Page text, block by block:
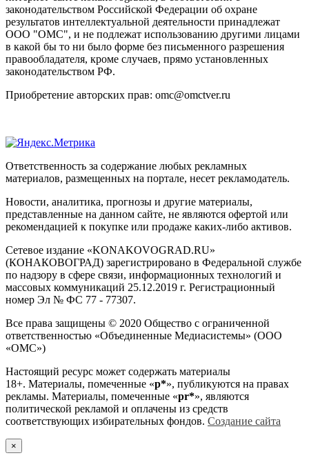
законодательством Российской Федерации об охране
результатов интеллектуальной деятельности принадлежат
ООО "ОМС", и не подлежат использованию другими лицами
в какой бы то ни было форме без письменного разрешения
правообладателя, кроме случаев, прямо установленных
законодательством РФ.
Приобретение авторских прав: omc@omctver.ru
Ответственность за содержание любых рекламных
материалов, размещенных на портале, несет рекламодатель.
Новости, аналитика, прогнозы и другие материалы,
представленные на данном сайте, не являются офертой или
рекомендацией к покупке или продаже каких-либо активов.
Сетевое издание «KONAKOVOGRAD.RU»
(КОНАКОВОГРАД) зарегистрировано в Федеральной службе
по надзору в сфере связи, информационных технологий и
массовых коммуникаций 25.12.2019 г. Регистрационный
номер Эл № ФС 77 - 77307.
Все права защищены © 2020 Общество с ограниченной
ответственностью «Объединенные Медиасистемы» (ООО
«ОМС»)
Настоящий ресурс может содержать материалы
18+. Материалы, помеченные «р*», публикуются на правах
рекламы. Материалы, помеченные «рr*», являются
политической рекламой и оплачены из средств
соответствующих избирательных фондов. Создание сайта
×